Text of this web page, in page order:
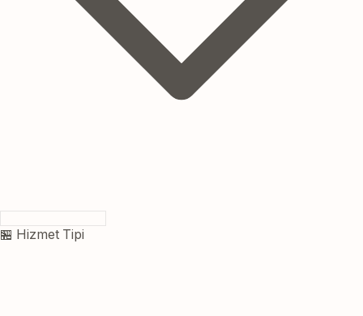
🏪 Hizmet Tipi